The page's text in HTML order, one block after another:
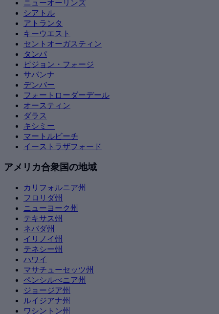
ニューオーリンズ
シアトル
アトランタ
キーウエスト
セントオーガスティン
タンパ
ピジョン・フォージ
サバンナ
デンバー
フォートローダーデール
オースティン
ダラス
キシミー
マートルビーチ
イーストラザフォード
アメリカ合衆国の地域
カリフォルニア州
フロリダ州
ニューヨーク州
テキサス州
ネバダ州
イリノイ州
テネシー州
ハワイ
マサチューセッツ州
ペンシルべニア州
ジョージア州
ルイジアナ州
ワシントン州